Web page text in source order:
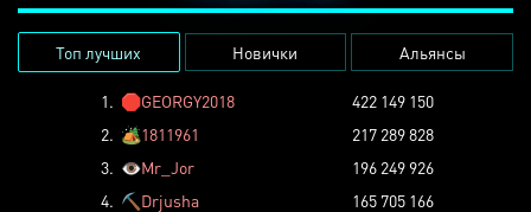
Топ лучших Новички Альянсы
1. 🛑GEORGY2018
422 149 150
2. 🏕️1811961
217 289 828
3. 👁️Mr_Jor
196 249 926
4. ⛏️ Drjusha
165 705 166